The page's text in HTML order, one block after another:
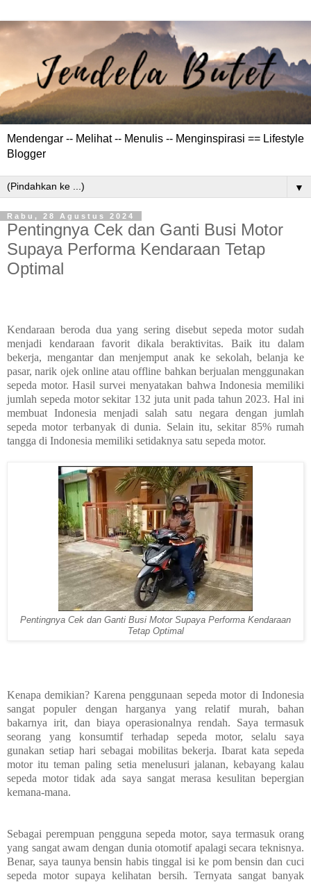
Mendengar -- Melihat -- Menulis -- Menginspirasi == Lifestyle
Blogger
▼
Rabu, 28 Agustus 2024
Pentingnya Cek dan Ganti Busi Motor
Supaya Performa Kendaraan Tetap
Optimal
Kendaraan beroda dua yang sering disebut sepeda motor sudah
menjadi kendaraan favorit dikala beraktivitas. Baik itu dalam
bekerja, mengantar dan menjemput anak ke sekolah, belanja ke
pasar, narik ojek online atau offline bahkan berjualan menggunakan
sepeda motor. Hasil survei menyatakan bahwa Indonesia memiliki
jumlah sepeda motor sekitar 132 juta unit pada tahun 2023. Hal ini
membuat Indonesia menjadi salah satu negara dengan jumlah
sepeda motor terbanyak di dunia. Selain itu, sekitar 85% rumah
tangga di Indonesia memiliki setidaknya satu sepeda motor.
Pentingnya Cek dan Ganti Busi Motor Supaya Performa Kendaraan
Tetap Optimal
Kenapa demikian? Karena penggunaan sepeda motor di Indonesia
sangat populer dengan harganya yang relatif murah, bahan
bakarnya irit, dan biaya operasionalnya rendah. Saya termasuk
seorang yang konsumtif terhadap sepeda motor, selalu saya
gunakan setiap hari sebagai mobilitas bekerja. Ibarat kata sepeda
motor itu teman paling setia menelusuri jalanan, kebayang kalau
sepeda motor tidak ada saya sangat merasa kesulitan bepergian
kemana-mana.
Sebagai perempuan pengguna sepeda motor, saya termasuk orang
yang sangat awam dengan dunia otomotif apalagi secara teknisnya.
Benar, saya taunya bensin habis tinggal isi ke pom bensin dan cuci
sepeda motor supaya kelihatan bersih. Ternyata sangat banyak